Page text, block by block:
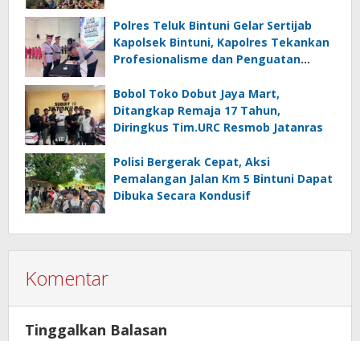
Polres Teluk Bintuni Gelar Sertijab
Kapolsek Bintuni, Kapolres Tekankan
Profesionalisme dan Penguatan
Bobol Toko Dobut Jaya Mart,
Ditangkap Remaja 17 Tahun,
Diringkus Tim.URC Resmob Jatanras
Polisi Bergerak Cepat, Aksi
Pemalangan Jalan Km 5 Bintuni Dapat
Dibuka Secara Kondusif
Komentar
Tinggalkan Balasan